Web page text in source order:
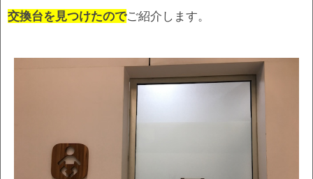
交換台を見つけたのでご紹介します。